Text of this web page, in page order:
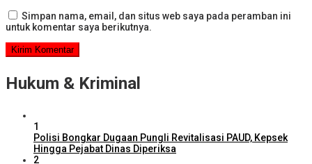
Simpan nama, email, dan situs web saya pada peramban ini
untuk komentar saya berikutnya.
Hukum & Kriminal
1
Polisi Bongkar Dugaan Pungli Revitalisasi PAUD, Kepsek
Hingga Pejabat Dinas Diperiksa
2